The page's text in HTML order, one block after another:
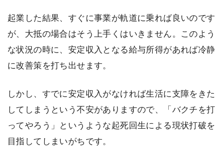
起業した結果、すぐに事業が軌道に乗れば良いのです
が、大抵の場合はそう上手くはいきません。このよう
な状況の時に、安定収入となる給与所得があれば冷静
に改善策を打ち出せます。
しかし、すでに安定収入がなければ生活に支障をきた
してしまうという不安がありますので、「バクチを打
ってやろう」というような起死回生による現状打破を
目指してしまいがちです。